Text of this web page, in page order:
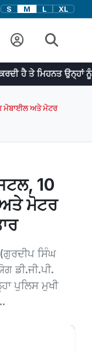
S M L XL
ਉਨ੍ਹਾਂ ਨੂੰ ਨੇਪਰੇ
ਮੋਬਾਈਲ ਅਤੇ ਮੋਟਰ
10
ਮੋਟਰ
ਸਿੰਘ
ਡੀ.ਜੀ.ਪੀ.
ਪੁਲਿਸ ਮੁਖੀ